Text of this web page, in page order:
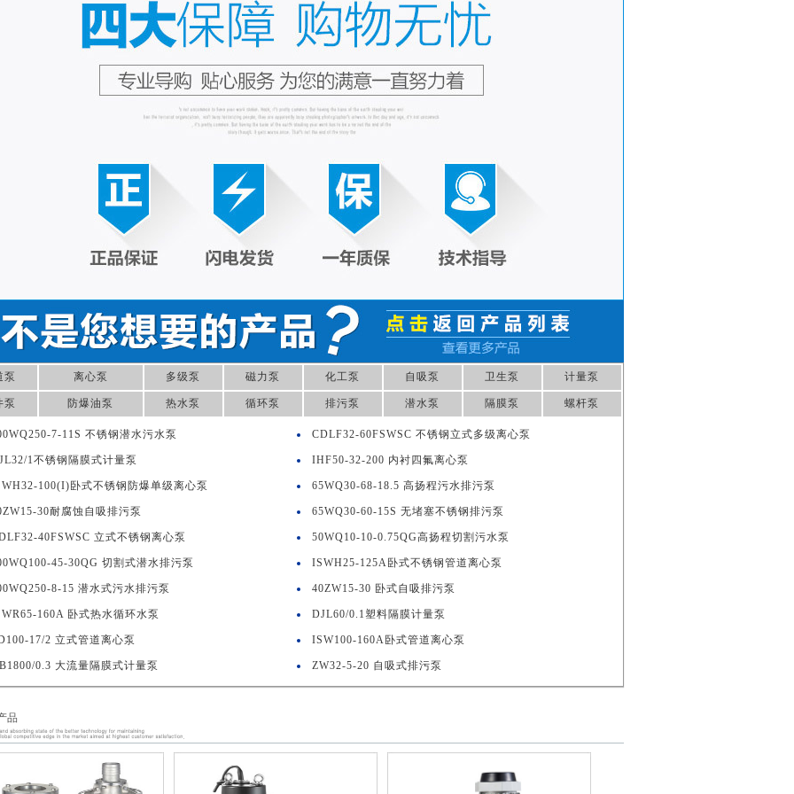
泵 离心泵 多级泵 磁力泵 化工泵 自吸泵 卫生泵 计量泵
泵 防爆油泵 热水泵 循环泵 排污泵 潜水泵 隔膜泵 螺杆泵
7-11S 不锈钢潜水污水泵 CDLF32-60FSWSC 不锈钢立式多级离心泵
1不锈钢隔膜式计量泵 IHF50-32-200 内衬四氟离心泵
100(I)卧式不锈钢防爆单级离心泵 65WQ30-68-18.5 高扬程污水排污泵
30耐腐蚀自吸排污泵 65WQ30-60-15S 无堵塞不锈钢排污泵
40FSWSC 立式不锈钢离心泵 50WQ10-10-0.75QG高扬程切割污水泵
45-30QG 切割式潜水排污泵 ISWH25-125A卧式不锈钢管道离心泵
8-15 潜水式污水排污泵 40ZW15-30 卧式自吸排污泵
160A 卧式热水循环水泵 DJL60/0.1塑料隔膜计量泵
17/2 立式管道离心泵 ISW100-160A卧式管道离心泵
0.3 大流量隔膜式计量泵 ZW32-5-20 自吸式排污泵
品